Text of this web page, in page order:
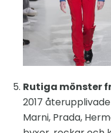
Rutiga mönster
2017
Marni, Prada,